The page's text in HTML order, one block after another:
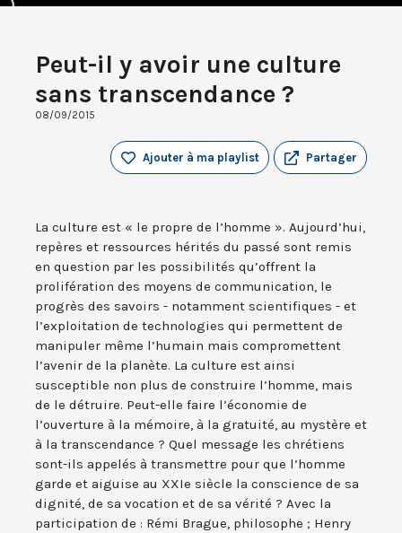
Peut-il y avoir une culture
sans transcendance ?
08/09/2015
Partager
Ajouter à ma playlist
La culture est « le propre de l’homme ». Aujourd’hui,
repères et ressources hérités du passé sont remis
en question par les possibilités qu’offrent la
prolifération des moyens de communication, le
progrès des savoirs - notamment scientifiques - et
l’exploitation de technologies qui permettent de
manipuler même l’humain mais compromettent
l’avenir de la planète. La culture est ainsi
susceptible non plus de construire l’homme, mais
de le détruire. Peut-elle faire l’économie de
l’ouverture à la mémoire, à la gratuité, au mystère et
à la transcendance ? Quel message les chrétiens
sont-ils appelés à transmettre pour que l’homme
garde et aiguise au XXIe siècle la conscience de sa
dignité, de sa vocation et de sa vérité ? Avec la
participation de : Rémi Brague, philosophe ; Henry